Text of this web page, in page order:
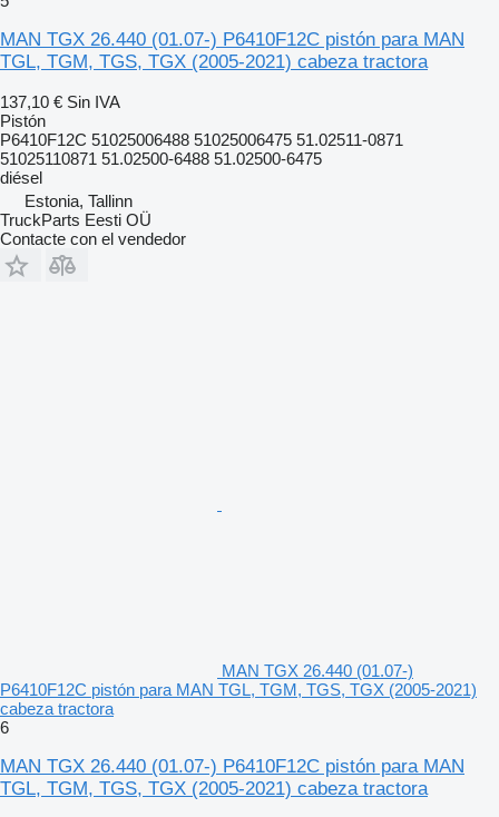
MAN TGX 26.440 (01.07-) P6410F12C pistón para MAN
TGL, TGM, TGS, TGX (2005-2021) cabeza tractora
137,10 € Sin IVA
Pistón
P6410F12C 51025006488 51025006475 51.02511-0871
51025110871 51.02500-6488 51.02500-6475
diésel
Estonia, Tallinn
TruckParts Eesti OÜ
Contacte con el vendedor
MAN TGX 26.440 (01.07-)
P6410F12C pistón para MAN TGL, TGM, TGS, TGX (2005-2021)
cabeza tractora
6
MAN TGX 26.440 (01.07-) P6410F12C pistón para MAN
TGL, TGM, TGS, TGX (2005-2021) cabeza tractora